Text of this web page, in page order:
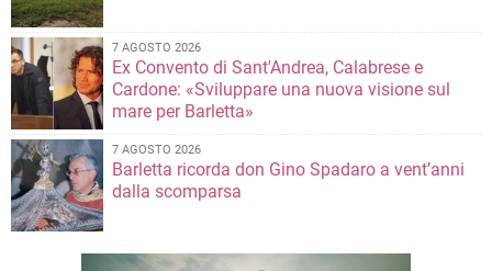
7 AGOSTO 2026
Ex Convento di Sant'Andrea, Calabrese e
Cardone: «Sviluppare una nuova visione sul
mare per Barletta»
7 AGOSTO 2026
Barletta ricorda don Gino Spadaro a vent’anni
dalla scomparsa